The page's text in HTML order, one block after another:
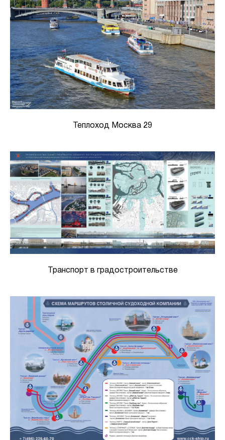
Теплоход Москва 29
Транспорт в градостроительстве